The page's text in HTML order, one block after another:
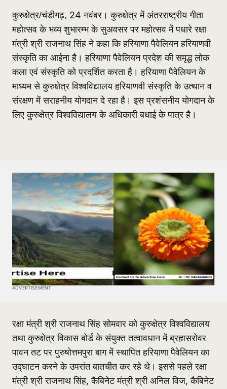
कुरुक्षेत्र/चंडीगढ़, 24 नवंबर। कुरुक्षेत्र में अंतरराष्ट्रीय गीता
महोत्सव के भव्य शुभारम्भ के सुअवसर पर महोत्सव में पधारे रक्षा
मंत्री श्री राजनाथ सिंह ने कहा कि हरियाणा पैवेलियन हरियाणवी
संस्कृति का आईना है। हरियाणा पैवेलियन प्रदेश की समृद्ध लोक
कला एवं संस्कृति को प्रदर्शित करता है। हरियाणा पैवेलियन के
माध्यम से कुरुक्षेत्र विश्वविद्यालय हरियाणवी संस्कृति के उत्थान व
संरक्षण में सराहनीय योगदान दे रहा है। इस प्रशंसनीय योगदान के
लिए कुरुक्षेत्र विश्वविद्यालय के अधिकारी बधाई के पात्र है।
ADVERTISEMENT
रक्षा मंत्री श्री राजनाथ सिंह सोमवार को कुरुक्षेत्र विश्वविद्यालय
तथा कुरुक्षेत्र विकास बोर्ड के संयुक्त तत्वावधान में ब्रह्मसरोवर
पावन तट पर पुरुषोत्तमपुरा बाग में स्थापित हरियाणा पैवेलियन का
उद्घाटन करने के उपरांत बातचीत कर रहे थे। इससे पहले रक्षा
मंत्री श्री राजनाथ सिंह, कैबिनेट मंत्री श्री अनिल विज, कैबिनेट